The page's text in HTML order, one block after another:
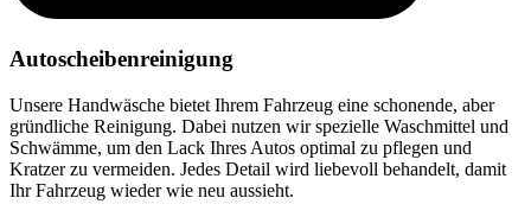
Autoscheibenreinigung
Unsere Handwäsche bietet Ihrem Fahrzeug eine schonende, aber
gründliche Reinigung. Dabei nutzen wir spezielle Waschmittel und
Schwämme, um den Lack Ihres Autos optimal zu pflegen und
Kratzer zu vermeiden. Jedes Detail wird liebevoll behandelt, damit
Ihr Fahrzeug wieder wie neu aussieht.